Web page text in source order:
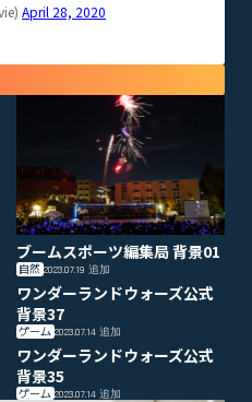
April 28, 2020
ブームスポーツ編集局 背景01
自然 2023.07.19追加
ワンダーランドウォーズ公式
背景37
ゲーム 2023.07.14追加
ワンダーランドウォーズ公式
背景35
ゲーム 2023.07.14追加